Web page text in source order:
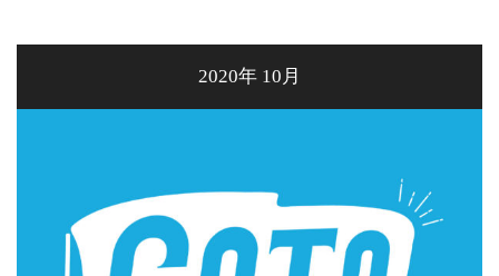
2020年 10月